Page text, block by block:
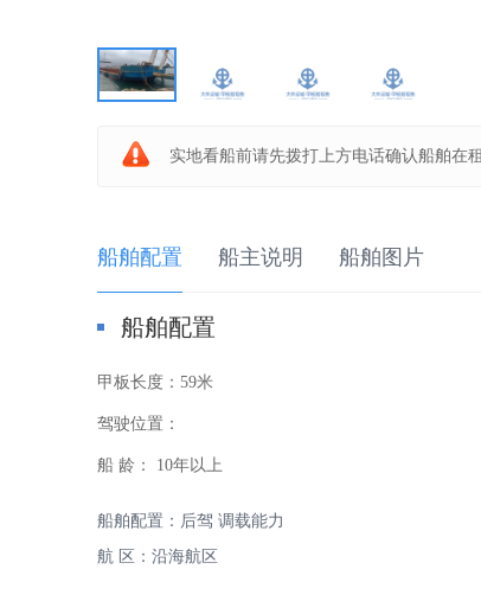
船
之
家
实地看船前请先拨打上方电话确认船舶在
船舶配置 船主说明 船舶图片
船舶配置
甲板长度： 59米
驾驶位置：
船 龄： 10年以上
船舶配置：后驾 调载能力
航 区：沿海航区